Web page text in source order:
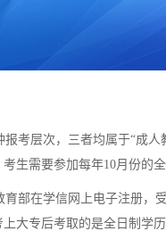
考层次，三者均属于“成
生需要参加每年10月份
部在学信网上电子注册，
大专后考取的是全日制学